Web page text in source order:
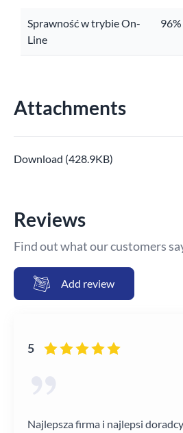
Sprawność w trybie On-
Line
96%
Attachments
Download (428.9KB)
Reviews
Find out what our customers
Add review
5
Najlepsza firma i najlepsi